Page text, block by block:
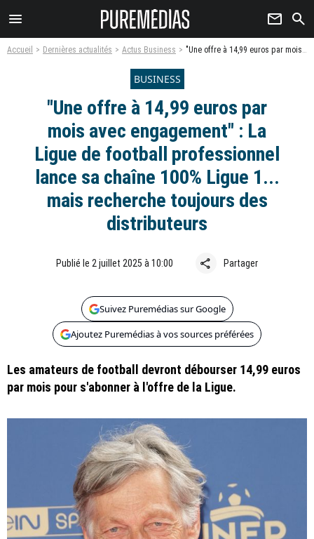
menu newsletter search
Accueil Dernières actualités Actus Business "Une offre à 14,99 euros par mois avec engagement" : La Ligue de football professionnel lance sa chaîne 100% Ligue 1... mais recherche toujours des distributeurs
BUSINESS
"Une offre à 14,99 euros par
mois avec engagement" : La
Ligue de football professionnel
lance sa chaîne 100% Ligue 1...
mais recherche toujours des
distributeurs
Publié le 2 juillet 2025 à 10:00 share Partager
Suivez Puremédias sur Google
Ajoutez Puremédias à vos sources préférées
Les amateurs de football devront débourser 14,99 euros
par mois pour s'abonner à l'offre de la Ligue.